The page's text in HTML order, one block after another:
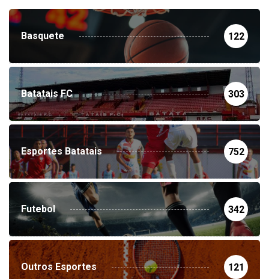
Basquete 122
Batatais FC 303
Esportes Batatais 752
Futebol 342
Outros Esportes 121